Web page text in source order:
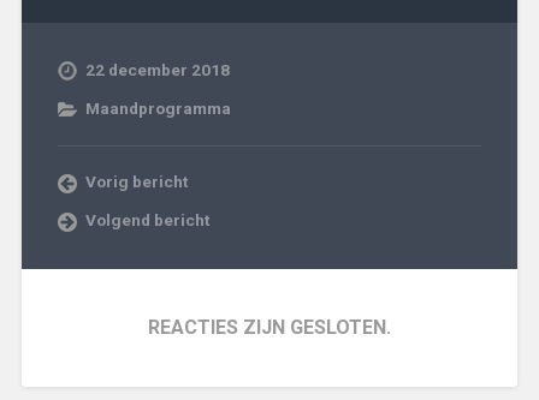
22 december 2018
Maandprogramma
Vorig bericht
Volgend bericht
REACTIES ZIJN GESLOTEN.